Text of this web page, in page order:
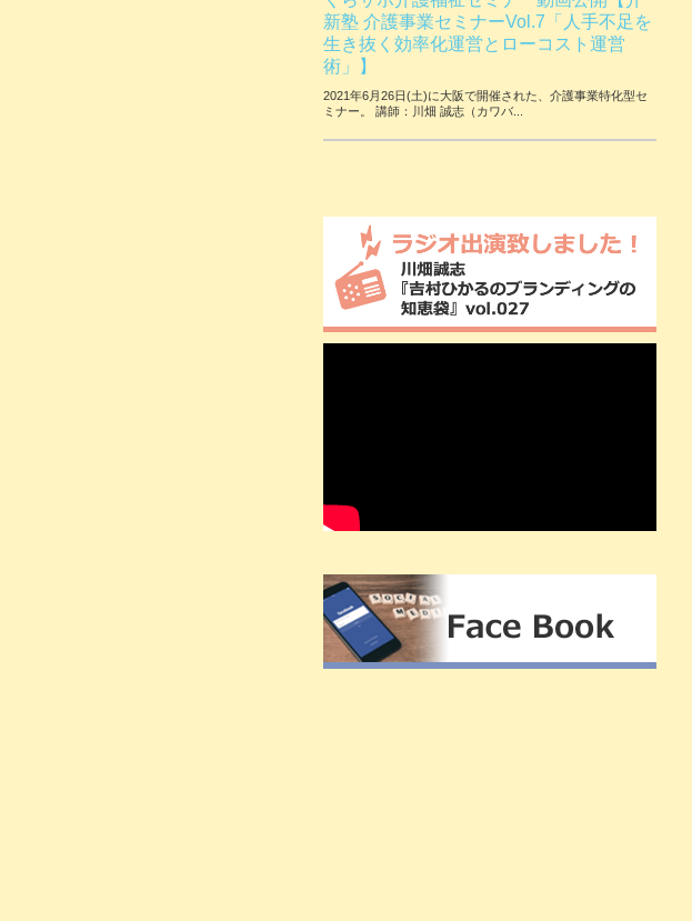
新塾 介護事業セミナーVol.7「人手不足を
生き抜く効率化運営とローコスト運営
術」】
2021年6月26日(土)に大阪で開催された、介護事業特化型セ
ミナー。 講師：川畑 誠志（カワバ...